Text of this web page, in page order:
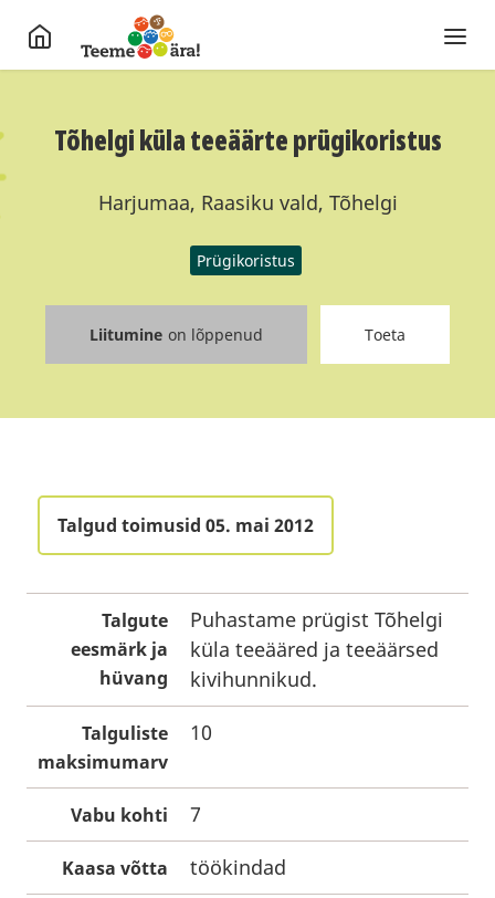
Tõhelgi küla teeäärte prügikoristus
Harjumaa, Raasiku vald, Tõhelgi
Prügikoristus
Liitumine on lõppenud Toeta
Talgud toimusid 05. mai 2012
Talgute
eesmärk ja
hüvang
Puhastame prügist Tõhelgi
küla teeääred ja teeäärsed
kivihunnikud.
Talguliste
maksimumarv
10
Vabu kohti 7
Kaasa võtta töökindad